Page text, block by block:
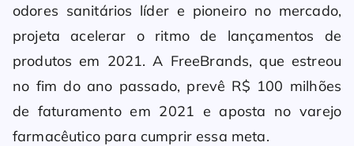
odores sanitários líder e pioneiro no mercado,
projeta acelerar o ritmo de lançamentos de
produtos em 2021. A FreeBrands, que estreou
no fim do ano passado, prevê R$ 100 milhões
de faturamento em 2021 e aposta no varejo
farmacêutico para cumprir essa meta.